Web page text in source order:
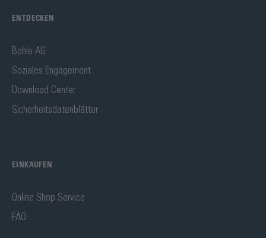
ENTDECKEN
Bohle AG
Soziales Engagement
Download Center
Sicherheitsdatenblätter
EINKAUFEN
Online Shop Service
FAQ